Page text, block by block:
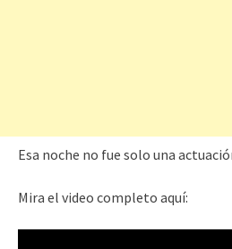
Esa noche no fue solo una
Mira el video completo aquí: